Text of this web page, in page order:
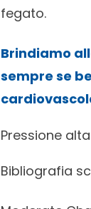
fegato.
Brindiamo
sempre se
Pressione
Bibliografia